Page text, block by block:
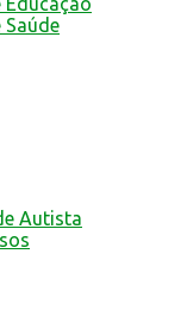
Saúde
Autista